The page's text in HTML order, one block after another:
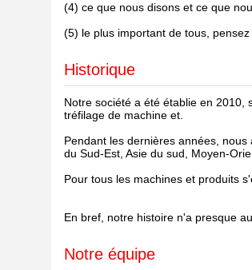
(4) ce que nous disons et ce que
(5) le plus important de tous,
Historique
Notre société a été établie en 2010,
tréfilage de machine et.
Pendant les dernières années,
du Sud-Est, Asie du sud, Moyen-
Pour tous les machines et produits
En bref, notre histoire n'a presque
Notre équipe